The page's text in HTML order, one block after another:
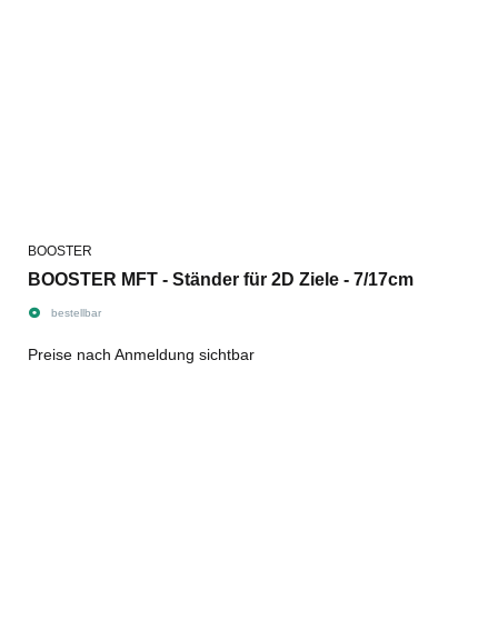
BOOSTER
BOOSTER MFT - Ständer für 2D Ziele - 7/17cm
bestellbar
Preise nach Anmeldung sichtbar